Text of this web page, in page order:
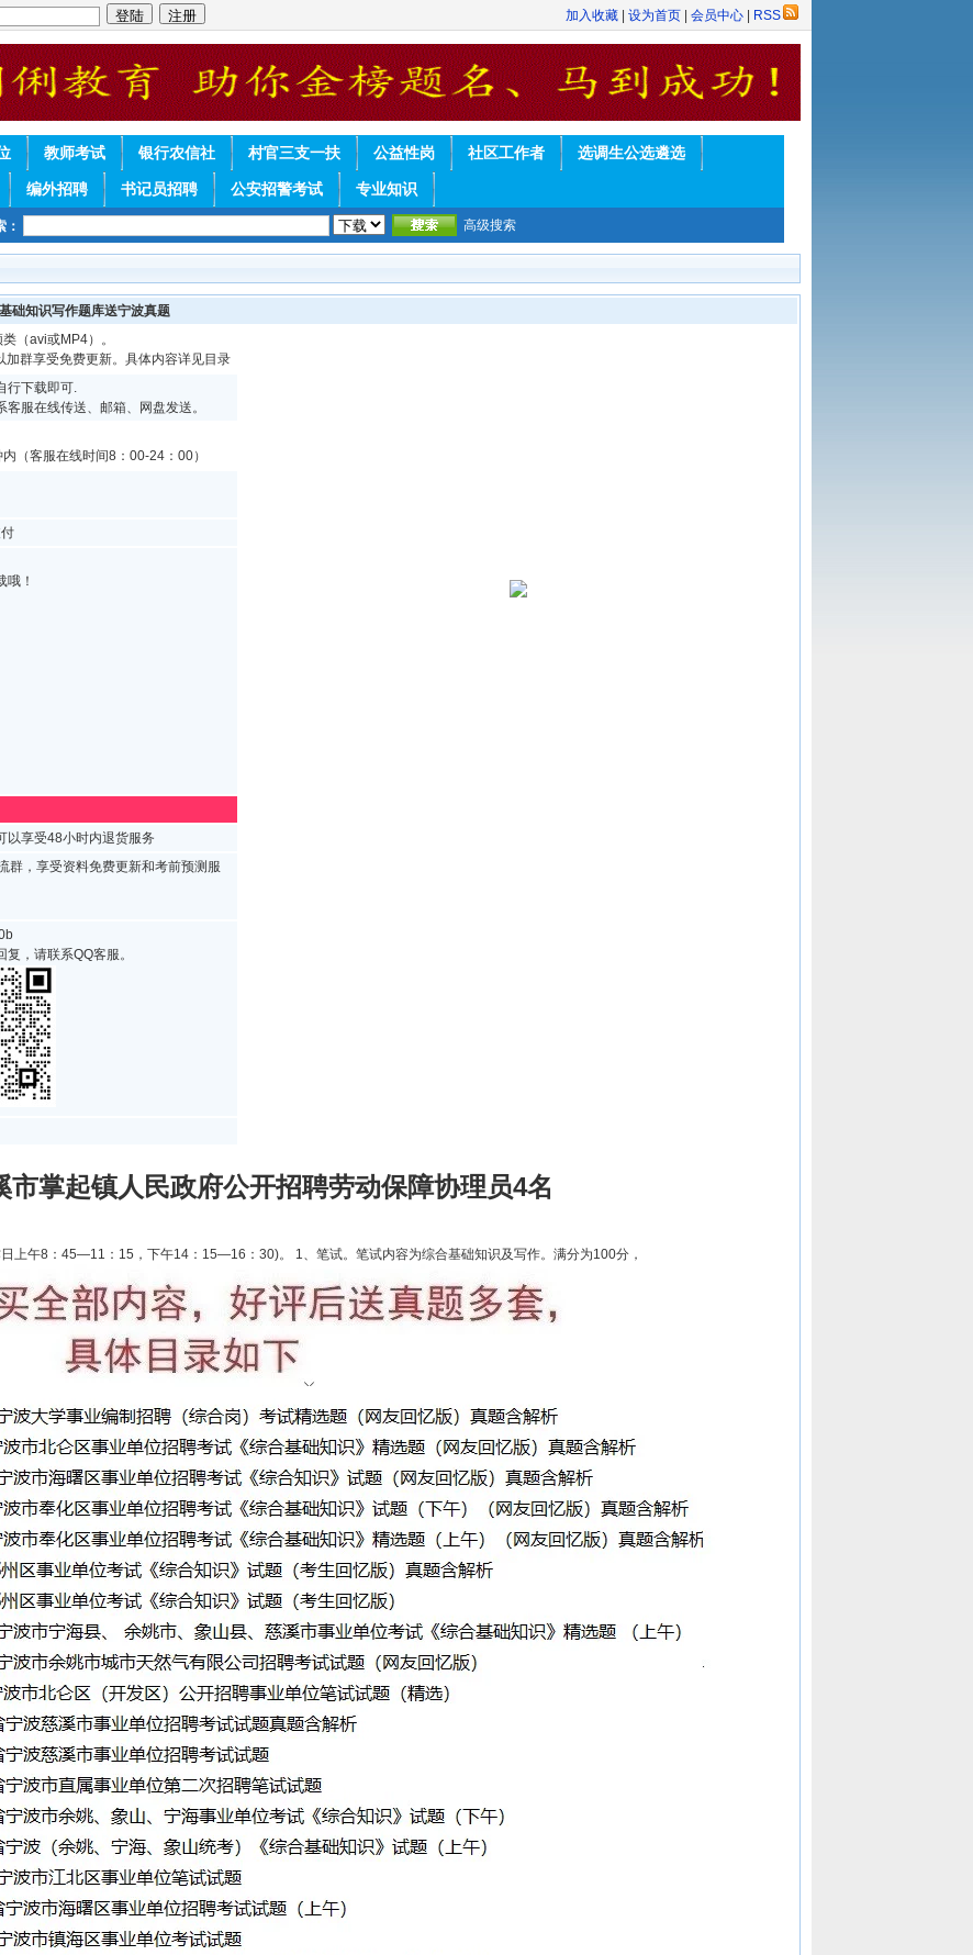
加入收藏 设为首页 会员中心 RSS
教师考试 银行农信社 村官三支一扶 公益性岗 社区工作者 选调生公选遴选
编外招聘 书记员招聘 公安招警考试 专业知识
： 高级搜索
础知识写作题库送宁波真题
（avi或MP4）。
群享受免费更新。具体内容详见目录
行下载即可.
服在线传送、邮箱、网盘发送。
（客服在线时间8：00-24：00）
哦！
以享受48小时内退货服务
群，享受资料免费更新和考前预测服
，请联系QQ客服。
市掌起镇人民政府公开招聘劳动保障协理员4名
上午8：45—11：15，下午14：15—16：30)。 1、笔试。笔试内容为综合基础知识及写作。满分为100分，